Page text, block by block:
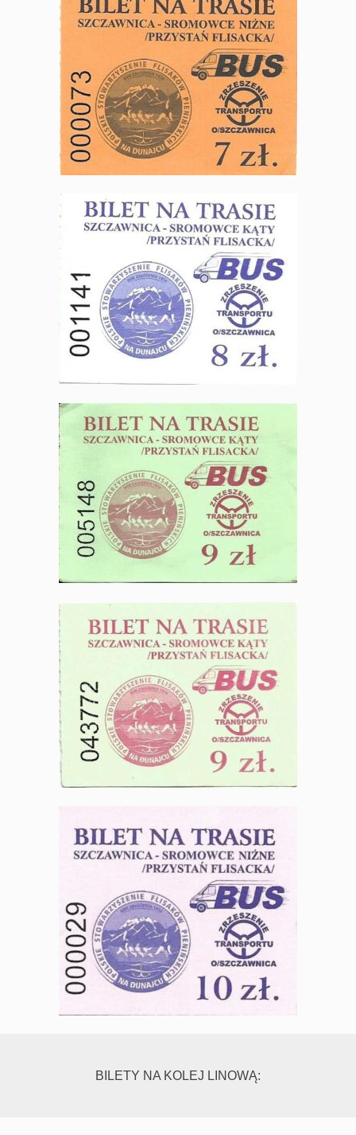
BILETY NA KOLEJ LINOWĄ: